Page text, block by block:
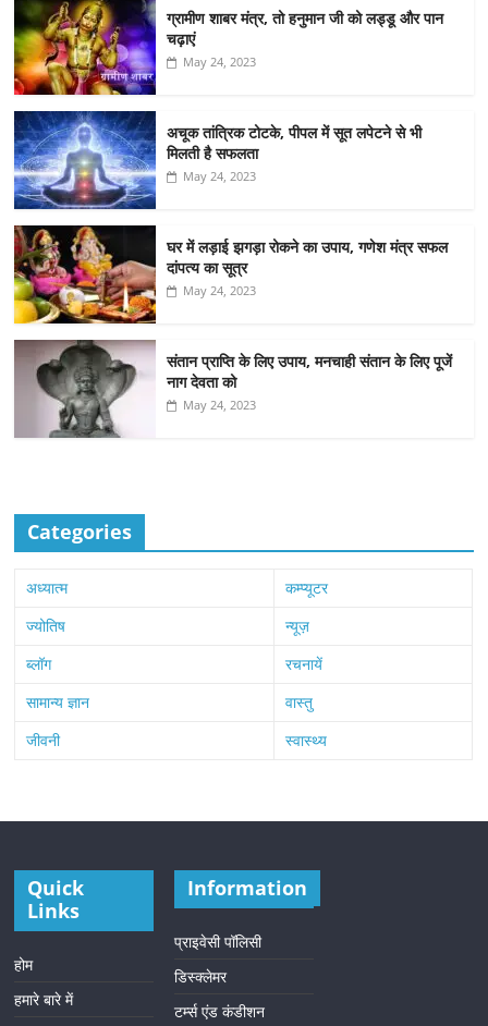
ग्रामीण शाबर मंत्र, तो हनुमान जी को लड्डू और पान
चढ़ाएं
May 24, 2023
अचूक तांत्रिक टोटके, पीपल में सूत लपेटने से भी
मिलती है सफलता
May 24, 2023
घर में लड़ाई झगड़ा रोकने का उपाय, गणेश मंत्र सफल
दांपत्य का सूत्र
May 24, 2023
संतान प्राप्ति के लिए उपाय, मनचाही संतान के लिए पूजें
नाग देवता को
May 24, 2023
Categories
अध्यात्म
कम्प्यूटर
ज्योतिष
न्यूज़
ब्लॉग
रचनायें
सामान्य ज्ञान
वास्तु
जीवनी
स्वास्थ्य
Quick
Links
होम
हमारे बारे में
Information
प्राइवेसी पॉलिसी
डिस्क्लेमर
टर्म्स एंड कंडीशन